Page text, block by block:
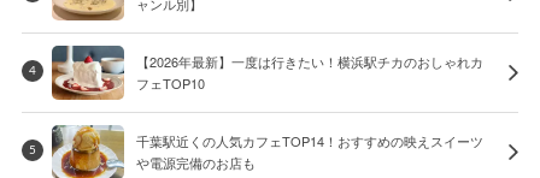
ャンル別】
4
【2026年最新】一度は行きたい！横浜駅チカのおしゃれカ
フェTOP10
5
千葉駅近くの人気カフェTOP14！おすすめの映えスイーツ
や電源完備のお店も